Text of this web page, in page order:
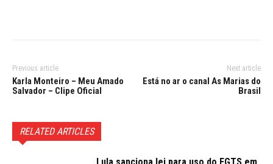
Previous article
Karla Monteiro – Meu Amado
Salvador – Clipe Oficial
Next article
Está no ar o canal As Marias do
Brasil
RELATED ARTICLES